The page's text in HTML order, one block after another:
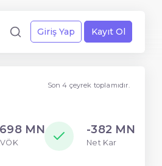
Giriş Yap Kayıt Ol
Son 4 çeyrek toplamıdır.
MN -382 MN
Net Kar